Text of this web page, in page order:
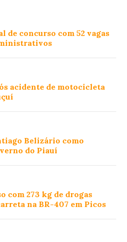
de concurso com 52 vagas
acidente de motocicleta
Belizário como
do Piauí
com 273 kg de drogas
na BR-407 em Picos